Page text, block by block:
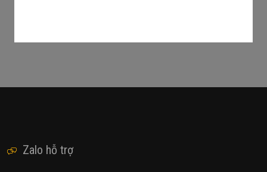
Zalo hỗ trợ